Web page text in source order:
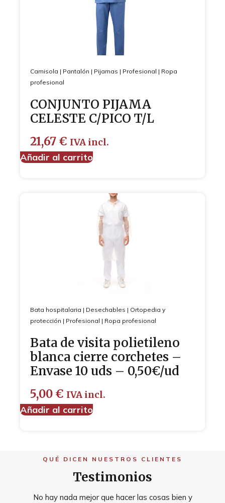
Camisola | Pantalón | Pijamas | Profesional | Ropa
profesional
CONJUNTO PIJAMA
CELESTE C/PICO T/L
21,67 € IVA incl.
Añadir al carrito
Bata hospitalaria | Desechables | Ortopedia y
protección | Profesional | Ropa profesional
Bata de visita polietileno
blanca cierre corchetes –
Envase 10 uds – 0,50€/ud
5,00 € IVA incl.
Añadir al carrito
QUÉ DICEN NUESTROS CLIENTES
Testimonios
No hay nada mejor que hacer las cosas bien y